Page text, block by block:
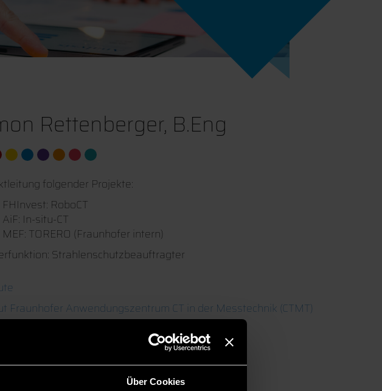
Über Cookies
Rettenberger, B.Eng
folgender Projekte:
FHInvest: RoboCT
AiF: In-situ-CT
MEF: TORERO (Fraunhofer intern)
Strahlenschutzbeauftragter
Fraunhofer Anwendungszentrum CT in der Messtechnik (CTMT)
Anwendungszentrum CT in der Messtechnik